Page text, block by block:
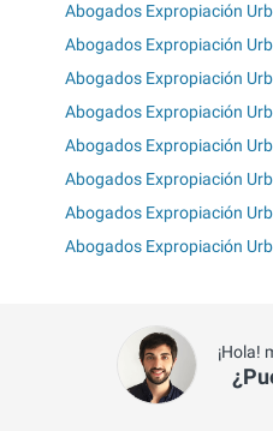
Abogados Expropiación
Abogados Expropiación
Abogados Expropiación
Abogados Expropiación
Abogados Expropiación
Abogados Expropiación
Abogados Expropiación
Abogados Expropiación
¡Hola!